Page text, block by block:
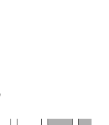
qualidade